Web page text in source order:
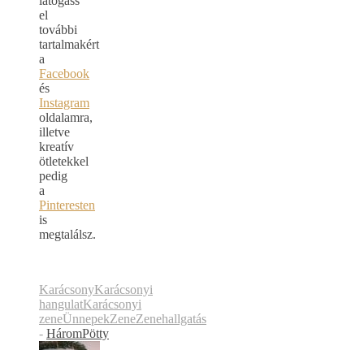
el
további
tartalmakért
a
Facebook
és
Instagram
oldalamra,
illetve
kreatív
ötletekkel
pedig
a
Pinteresten
is
megtalálsz.
KarácsonyKarácsonyi
hangulatKarácsonyi
zeneÜnnepekZeneZenehallgatás
- HáromPötty